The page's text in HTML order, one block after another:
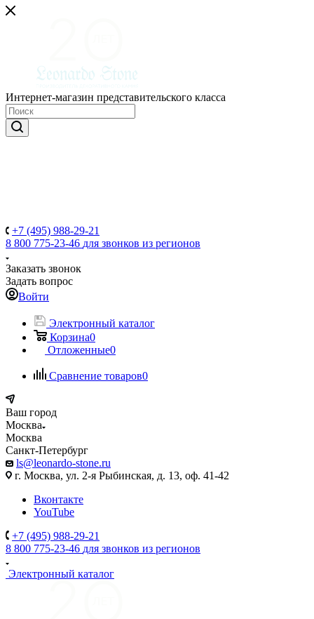
Интернет-магазин представительского класса
+7 (495) 988-29-21
8 800 775-23-46 для звонков из регионов
Заказать звонок
Задать вопрос
Войти
Электронный каталог
Корзина0
Отложенные0
Сравнение товаров0
Ваш город
Москва
Москва
Санкт-Петербург
ls@leonardo-stone.ru
г. Москва, ул. 2-я Рыбинская, д. 13, оф. 41-42
Вконтакте
YouTube
+7 (495) 988-29-21
8 800 775-23-46 для звонков из регионов
Электронный каталог